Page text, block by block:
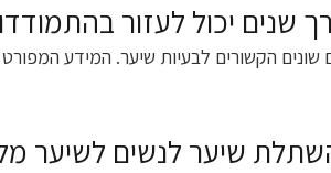
שנים יכול לעזור
הקשורים לבעיות שיער. המידע
שיער לנשים לשיער